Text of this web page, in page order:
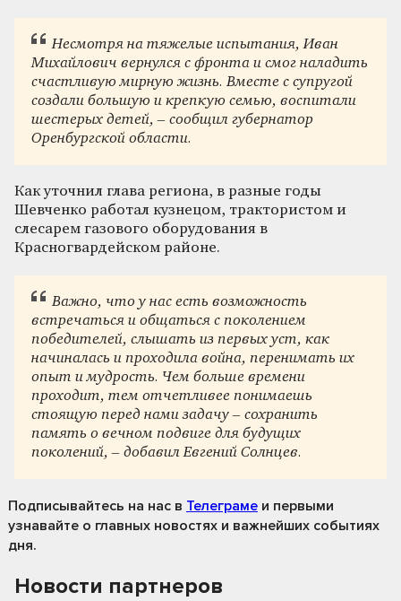
Несмотря на тяжелые испытания, Иван
Михайлович вернулся с фронта и смог наладить
счастливую мирную жизнь. Вместе с супругой
создали большую и крепкую семью, воспитали
шестерых детей, – сообщил губернатор
Оренбургской области.
Как уточнил глава региона, в разные годы
Шевченко работал кузнецом, трактористом и
слесарем газового оборудования в
Красногвардейском районе.
Важно, что у нас есть возможность
встречаться и общаться с поколением
победителей, слышать из первых уст, как
начиналась и проходила война, перенимать их
опыт и мудрость. Чем больше времени
проходит, тем отчетливее понимаешь
стоящую перед нами задачу – сохранить
память о вечном подвиге для будущих
поколений, – добавил Евгений Солнцев.
Подписывайтесь на нас в Телеграме и первыми
узнавайте о главных новостях и важнейших событиях
дня.
Новости партнеров